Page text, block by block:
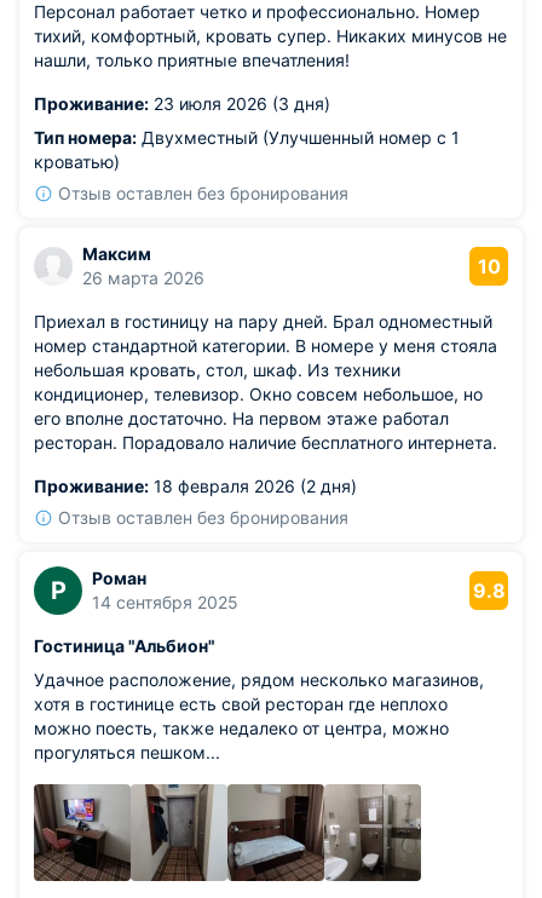
Персонал работает четко и профессионально. Номер
тихий, комфортный, кровать супер. Никаких минусов не
нашли, только приятные впечатления!
Проживание: 23 июля 2026 (3 дня)
Тип номера: Двухместный (Улучшенный номер с 1
кроватью)
Отзыв оставлен без бронирования
Максим
26 марта 2026
10
Приехал в гостиницу на пару дней. Брал одноместный
номер стандартной категории. В номере у меня стояла
небольшая кровать, стол, шкаф. Из техники
кондиционер, телевизор. Окно совсем небольшое, но
его вполне достаточно. На первом этаже работал
ресторан. Порадовало наличие бесплатного интернета.
Проживание: 18 февраля 2026 (2 дня)
Отзыв оставлен без бронирования
Р
Роман
14 сентября 2025
9.8
Гостиница "Альбион"
Удачное расположение, рядом несколько магазинов,
хотя в гостинице есть свой ресторан где неплохо
можно поесть, также недалеко от центра, можно
прогуляться пешком...